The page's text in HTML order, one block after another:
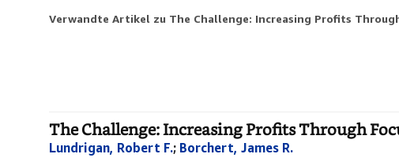
Verwandte Artikel zu The Challenge: Increasing Profits
The Challenge: Increasing Profits Through
Lundrigan, Robert F.; Borchert, James R.